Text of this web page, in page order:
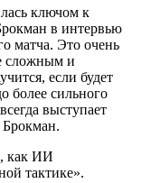
ключом к
в интервью
матча. Это очень
сложным и
если будет
более сильного
выступает
Брокман.
как ИИ
тактике».